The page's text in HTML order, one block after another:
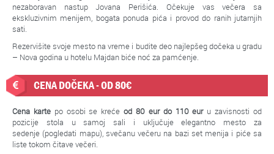
nezaboravan nastup Jovana Perišića. Očekuje vas večera sa
ekskluzivnim menijem, bogata ponuda pića i provod do ranih jutarnjih
sati.
Rezervišite svoje mesto na vreme i budite deo najlepšeg dočeka u gradu
– Nova godina u hotelu Majdan biće noć za pamćenje.
CENA DOČEKA - OD 80€
Cena karte po osobi se krećeod 80 eur do 110 euru zavisnosti od
pozicije stola u samoj sali i uključuje elegantno mesto za
sedenje (pogledati mapu), svečanu večeru na bazi set menija i piće sa
liste tokom čitave večeri.